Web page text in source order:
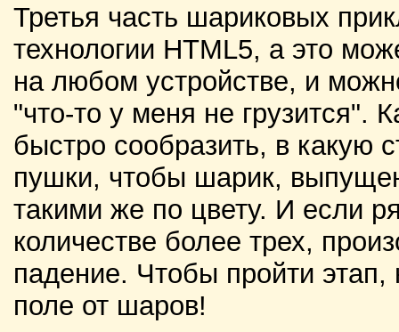
Третья часть шариковых
технологии HTML5, а это
на любом устройстве, и
"что-то у меня не грузится".
быстро сообразить, в какую
пушки, чтобы шарик,
такими же по цвету. И если
количестве более трех,
падение. Чтобы пройти этап,
поле от шаров!